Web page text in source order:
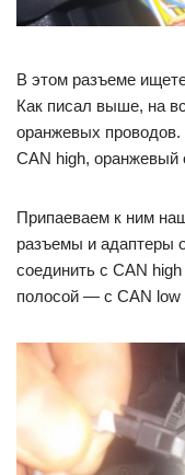
В этом разъеме
Как писал выше, на
оранжевых
CAN high, оранжевый
Припаеваем к ним
разъемы и адаптеры
соединить с CAN
полосой — с CAN low